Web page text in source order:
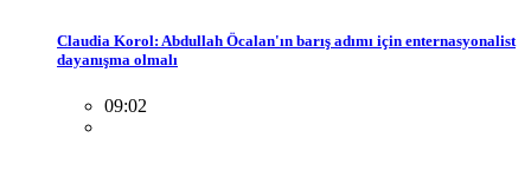
Claudia Korol: Abdullah Öcalan'ın barış adımı için enternasyonalist
dayanışma olmalı
09:02